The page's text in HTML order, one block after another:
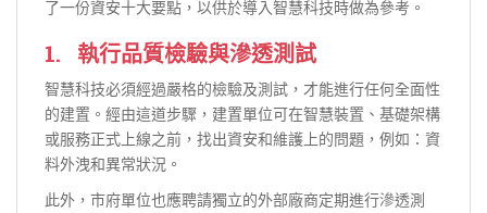
了一份資安十大要點，以供於導入智慧科技時做為參考。
1. 執行品質檢驗與滲透測試
智慧科技必須經過嚴格的檢驗及測試，才能進行任何全面性
的建置。經由這道步驟，建置單位可在智慧裝置、基礎架構
或服務正式上線之前，找出資安和維護上的問題，例如：資
料外洩和異常狀況。
此外，市府單位也應聘請獨立的外部廠商定期進行滲透測